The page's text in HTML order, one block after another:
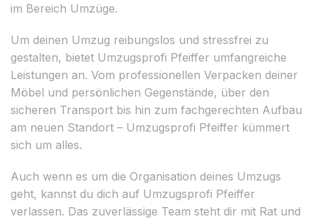
im Bereich Umzüge.
Um deinen Umzug reibungslos und stressfrei zu
gestalten, bietet Umzugsprofi Pfeiffer umfangreiche
Leistungen an. Vom professionellen Verpacken deiner
Möbel und persönlichen Gegenstände, über den
sicheren Transport bis hin zum fachgerechten Aufbau
am neuen Standort – Umzugsprofi Pfeiffer kümmert
sich um alles.
Auch wenn es um die Organisation deines Umzugs
geht, kannst du dich auf Umzugsprofi Pfeiffer
verlassen. Das zuverlässige Team steht dir mit Rat und